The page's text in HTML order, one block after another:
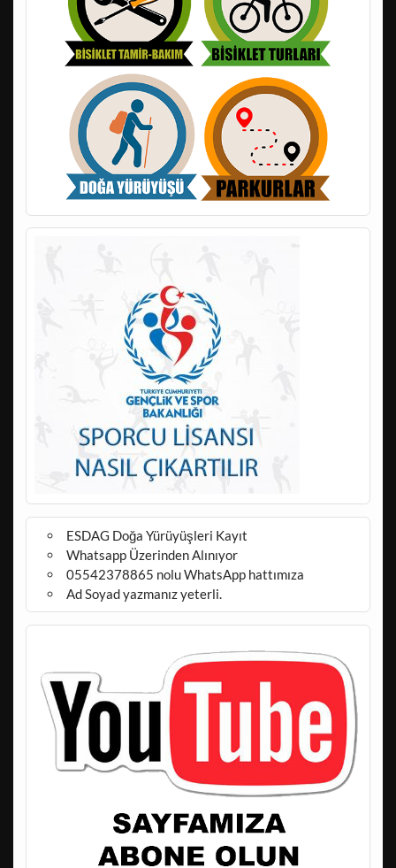
ESDAG Doğa Yürüyüşleri Kayıt
Whatsapp Üzerinden Alınıyor
05542378865 nolu WhatsApp hattımıza
Ad Soyad yazmanız yeterli.